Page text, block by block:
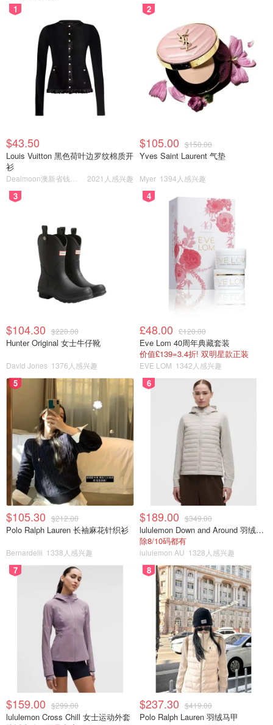
图片来自于@ 安同学，版权属于原作者
柑橘的浓郁，混合着木质的沉静气息，又用烟熏感将这种混
合的魅力放大。
我很难说这是一支柑橘调还是一支木质调的
香氛蜡烛，某种若有似无的焚香感却总是使人感到安宁。复
杂而独特的香气使我安宁同时又深感浑厚。这个香气仅用高
级这两个字很难概括。（
图片来自于@ 安同学，版权属于原作者
拉丝铜盖加上墨绿色玻璃外瓶的高级观感，拿在手上是沉甸
甸的质感，再加上带有安宁与力量的香气，这支RAW
INSTINCT CANDLE于我而言几乎无可挑剔，唯一的缺点是
它是消耗品，不能一直点下去。如果你需要一支能给你疗愈
与力量的香氛蜡烛，它非常适合。（购买链接）
2.SMOOTH + REFINE BODY LOTION 柔滑润肤身体乳
1
$43.50
Louis Vuitton 黑色荷叶边罗纹棉质开
衫
2021人感兴趣
2
$105.00 $150.00
Yves Saint Laurent 气垫
Myer 1394人感兴趣
3
$104.30 $220.00
Hunter Original 女士牛仔靴
David Jones 1376人感兴趣
4
£48.00 £120.00
Eve Lom 40周年典藏套装
价值£139=3.4折! 双明星款正装
EVE LOM 1342人感兴趣
5
$105.30 $212.00
Polo Ralph Lauren 长袖麻花针织衫
Bernardelli 1338人感兴趣
6
$189.00 $349.00
lululemon Down and Around 羽绒夹克
除8/10码都有
lululemon AU 1328人感兴趣
7
$159.00 $299.00
lululemon Cross Chill 女士运动外套
8
$237.30 $419.00
Polo Ralph Lauren 羽绒马甲